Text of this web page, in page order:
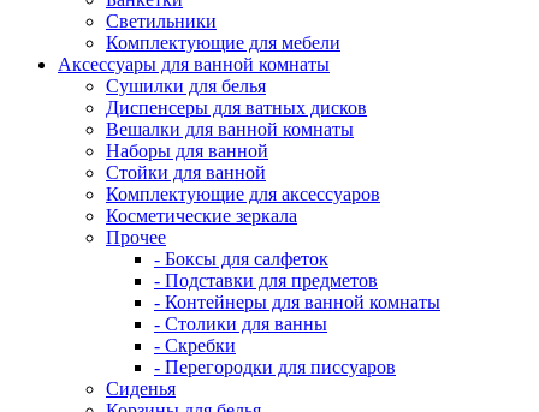
Светильники
Комплектующие для мебели
Аксессуары для ванной комнаты
Сушилки для белья
Диспенсеры для ватных дисков
Вешалки для ванной комнаты
Наборы для ванной
Стойки для ванной
Комплектующие для аксессуаров
Косметические зеркала
Прочее
- Боксы для салфеток
- Подставки для предметов
- Контейнеры для ванной комнаты
- Столики для ванны
- Скребки
- Перегородки для писсуаров
Сиденья